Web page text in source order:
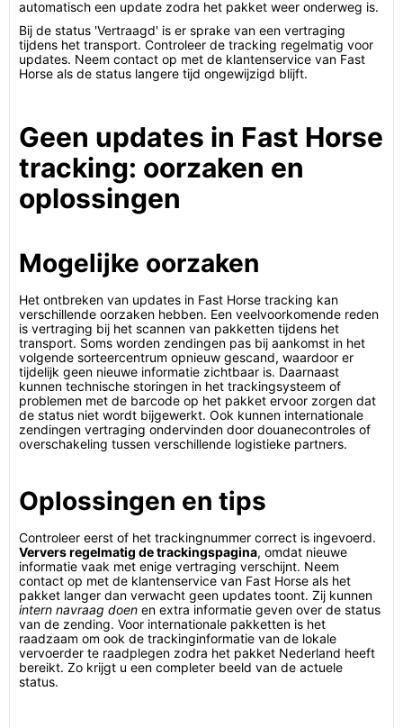
automatisch een update zodra het pakket weer onderweg is.
Bij de status 'Vertraagd' is er sprake van een vertraging
tijdens het transport. Controleer de tracking regelmatig voor
updates. Neem contact op met de klantenservice van Fast
Horse als de status langere tijd ongewijzigd blijft.
Geen updates in Fast Horse
tracking: oorzaken en
oplossingen
Mogelijke oorzaken
Het ontbreken van updates in Fast Horse tracking kan
verschillende oorzaken hebben. Een veelvoorkomende reden
is vertraging bij het scannen van pakketten tijdens het
transport. Soms worden zendingen pas bij aankomst in het
volgende sorteercentrum opnieuw gescand, waardoor er
tijdelijk geen nieuwe informatie zichtbaar is. Daarnaast
kunnen technische storingen in het trackingsysteem of
problemen met de barcode op het pakket ervoor zorgen dat
de status niet wordt bijgewerkt. Ook kunnen internationale
zendingen vertraging ondervinden door douanecontroles of
overschakeling tussen verschillende logistieke partners.
Oplossingen en tips
Controleer eerst of het trackingnummer correct is ingevoerd.
Ververs regelmatig de trackingspagina, omdat nieuwe
informatie vaak met enige vertraging verschijnt. Neem
contact op met de klantenservice van Fast Horse als het
pakket langer dan verwacht geen updates toont. Zij kunnen
intern navraag doen en extra informatie geven over de status
van de zending. Voor internationale pakketten is het
raadzaam om ook de trackinginformatie van de lokale
vervoerder te raadplegen zodra het pakket Nederland heeft
bereikt. Zo krijgt u een completer beeld van de actuele
status.